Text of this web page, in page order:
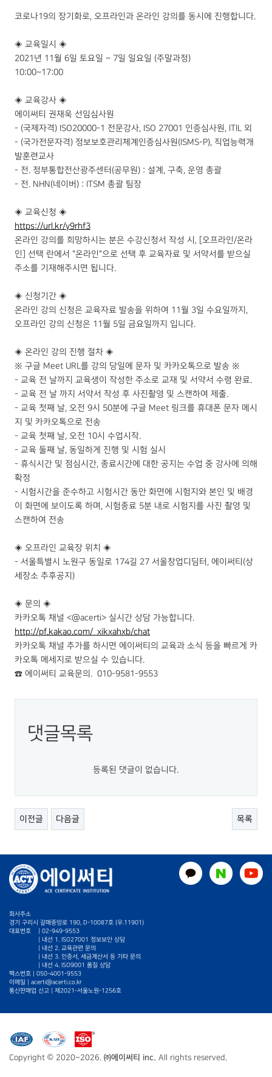
코로나19의 장기화로, 오프라인과 온라인 강의를 동시에 진행합니다.
◈ 교육일시 ◈
2021년 11월 6일 토요일 ~ 7일 일요일 (주말과정)
10:00~17:00
◈ 교육강사 ◈
에이써티 권재욱 선임심사원
- ​(국제자격) ISO20000-1 전문강사, ISO 27001 인증심사원, ITIL 외
- (국가전문자격) 정보보호관리체계인증심사원(ISMS-P), 직업능력개
발훈련교사
- 전. 정부통합전산광주센터(공무원) : 설계, 구축, 운영 총괄
- 전. NHN(네이버) : ITSM 총괄 팀장
◈ 교육신청 ◈
https://url.kr/y9rhf3
온라인 강의를 희망하시는 분은 수강신청서 작성 시, [오프라인/온라
인] 선택 란에서 "​온라인"으로 선택 후 교육자료 및 서약서를 받으실
주소를 기재해주시면 됩니다.
◈ ​신청기간 ◈
온라인 강의 신청은 교육자료 발송을 위하여 11월 3일 수요일까지,
오프라인 강의 신청은 11월 5일 금요일까지 입니다.
​◈ 온라인 강의 진행 절차 ◈
※ 구글 Meet URL를 강의 당일에 문자 및 카카오톡으로 발송 ※
- 교육 전 날까지 교육생이 작성한 주소로 교재 및 서약서 수령 완료.
- 교육 전 날 까지 서약서 작성 후 사진촬영 및 스캔하여 제출.
- 교육 첫째 날, 오전 9시 50분에 구글 Meet 링크를 휴대폰 문자 메시
지 및 카카오톡으로 전송
- 교육 첫째 날, 오전 10시 수업시작.
- 교육 둘째 날, 동일하게 진행 및 시험 실시
- 휴식시간 및 점심시간, 종료시간에 대한 공지는 수업 중 강사에 의해
확정
- 시험시간을 준수하고 시험시간 동안 화면에 시험지와 본인 및 배경
이 화면에 보이도록 하며, 시험종료 5분 내로 시험지를 사진 촬영 및
스캔하여 전송
◈ 오프라인 교육장 위치 ◈
- 서울특별시 노원구 동일로 174길 27 서울창업디딤터, 에이써티(상
세장소 추후공지)
◈ 문의 ◈
카카오톡 채널 <@acerti> 실시간 상담 가능합니다.
http://pf.kakao.com/_xikxahxb/chat
카카오톡 채널 추가를 하시면 에이써티의 교육과 소식 등을 빠르게 카
카오톡 메세지로 받으실 수 있습니다.
☎ 에이써티 교육문의. 010-9581-9553
댓글목록
등록된 댓글이 없습니다.
이전글 다음글 목록
회사주소
경기 구리시 갈매중앙로 190, D-10087호 (우.11901)
대표번호
02-949-9553
| 내선 1. ISO27001 정보보안 상담
| 내선 2. 교육관련 문의
| 내선 3. 인증서, 세금계산서 등 기타 문의
| 내선 4. ISO9001 품질 상담
팩스번호 | 050-4001-9553
이메일 | acerti@acerti.co.kr
통신판매업 신고 | 제2021-서울노원-1256호
Copyright © 2020~2026. ㈜에이써티 inc. All rights reserved.